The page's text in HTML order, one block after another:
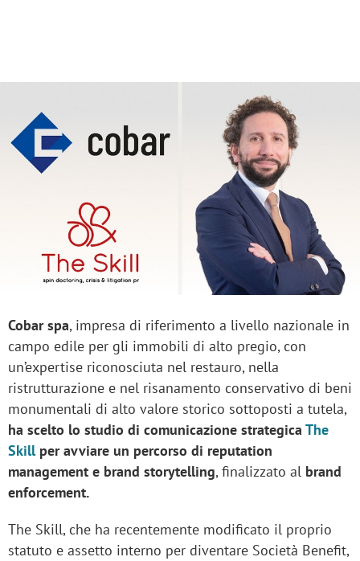
Cobar spa, impresa di riferimento a livello nazionale in
campo edile per gli immobili di alto pregio, con
un’expertise riconosciuta nel restauro, nella
ristrutturazione e nel risanamento conservativo di beni
monumentali di alto valore storico sottoposti a tutela,
ha scelto lo studio di comunicazione strategica The
Skillper avviare un percorso di reputation
management e brand storytelling, finalizzato al brand
enforcement.
The Skill, che ha recentemente modificato il proprio
statuto e assetto interno per diventare Società Benefit,